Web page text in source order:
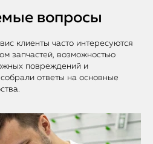
вопросы
клиенты часто интересуются
запчастей, возможностью
повреждений и
ответы на основные